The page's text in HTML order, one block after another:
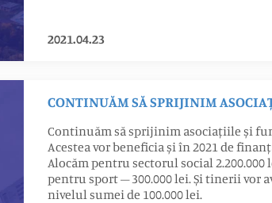
2021.04.23
CONTINUĂM SĂ SPRIJINIM
Continuăm să sprijinim asociațiile și
Acestea vor beneficia și în 2021 de
Alocăm pentru sectorul social
pentru sport – 300.000 lei. Și tinerii vor
nivelul sumei de 100.000 lei.